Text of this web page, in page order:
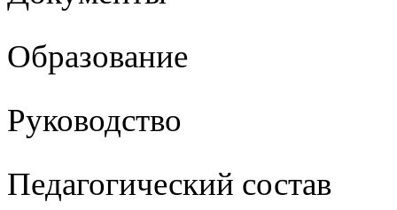
Образование
Руководство
Педагогический состав